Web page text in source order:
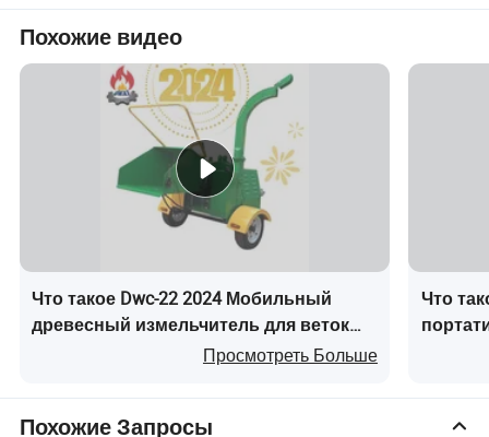
4. Для типа стружки с выходом существует два
способа: Один - выход из другой верхней
дверцы, другой - выход снизу, конструкция и
работа очень просты.
5. Привод может осуществляться как дизельным
двигателем, так и электродвигателем, что очень
удобно в эксплуатации.
Похожие видео
Что такое Dwc-22 2024 Мобильный
древесный измельчитель для веток
Просмотреть Больше
Что
Похожие Запросы